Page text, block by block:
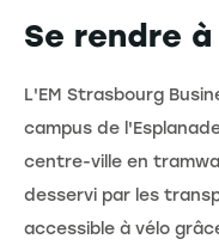
Se rendre à
L'EM Strasbourg
campus de
centre-ville en
desservi par les
accessible à vélo